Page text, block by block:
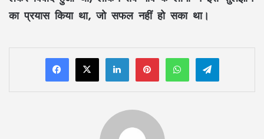
का प्रयास किया था, जो सफल नहीं हो सका था।
LinkedInPinterestWhatsAppTelegram